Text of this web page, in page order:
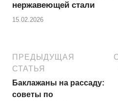
нержавеющей стали
15.02.2026
ПРЕДЫДУЩАЯ
СТАТЬЯ
Баклажаны на рассаду:
советы по